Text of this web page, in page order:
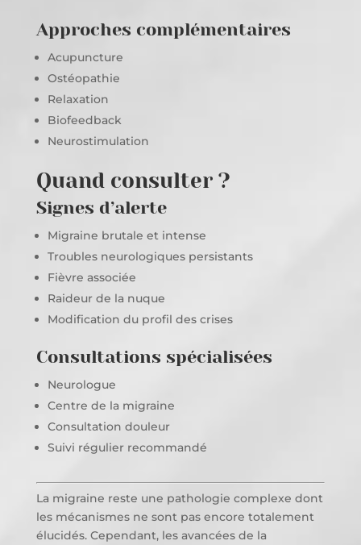
Approches complémentaires
Acupuncture
Ostéopathie
Relaxation
Biofeedback
Neurostimulation
Quand consulter ?
Signes d’alerte
Migraine brutale et intense
Troubles neurologiques persistants
Fièvre associée
Raideur de la nuque
Modification du profil des crises
Consultations spécialisées
Neurologue
Centre de la migraine
Consultation douleur
Suivi régulier recommandé
La migraine reste une pathologie complexe dont
les mécanismes ne sont pas encore totalement
élucidés. Cependant, les avancées de la